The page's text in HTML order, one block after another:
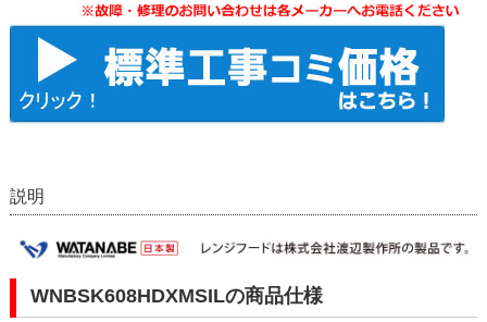
説明
WNBSK608HDXMSILの商品仕様